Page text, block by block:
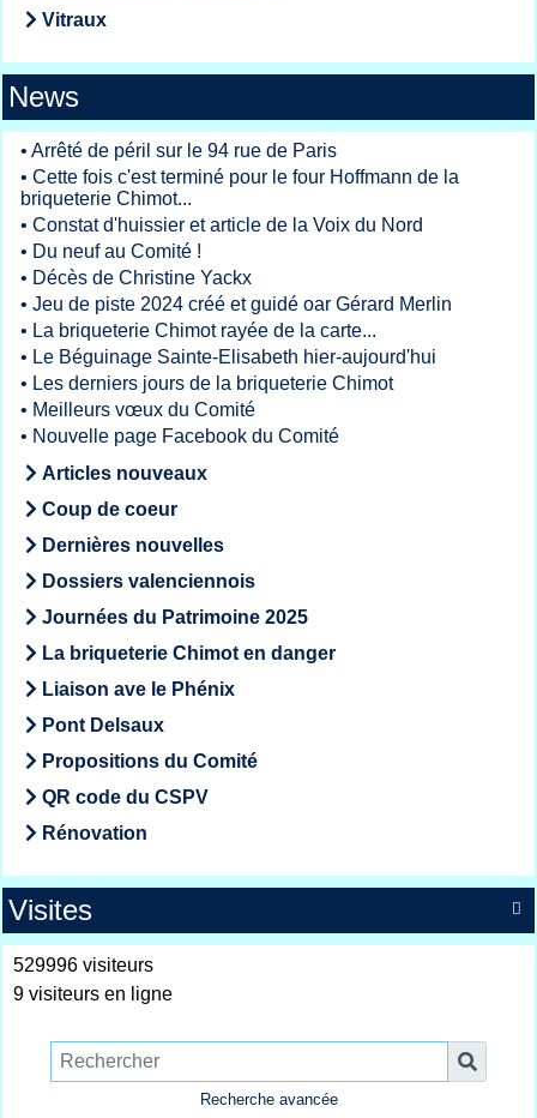
Vitraux
News
• Arrêté de péril sur le 94 rue de Paris
• Cette fois c'est terminé pour le four Hoffmann de la
briqueterie Chimot...
• Constat d'huissier et article de la Voix du Nord
• Du neuf au Comité !
• Décès de Christine Yackx
• Jeu de piste 2024 créé et guidé oar Gérard Merlin
• La briqueterie Chimot rayée de la carte...
• Le Béguinage Sainte-Elisabeth hier-aujourd'hui
• Les derniers jours de la briqueterie Chimot
• Meilleurs vœux du Comité
• Nouvelle page Facebook du Comité
Articles nouveaux
Coup de coeur
Dernières nouvelles
Dossiers valenciennois
Journées du Patrimoine 2025
La briqueterie Chimot en danger
Liaison ave le Phénix
Pont Delsaux
Propositions du Comité
QR code du CSPV
Rénovation

Visites
529996 visiteurs
9 visiteurs en ligne
Recherche avancée